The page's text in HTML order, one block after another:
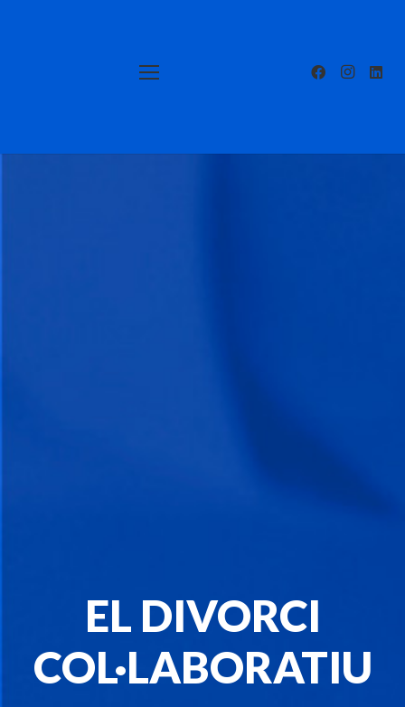
EL DIVORCI
COL·LABORATIU